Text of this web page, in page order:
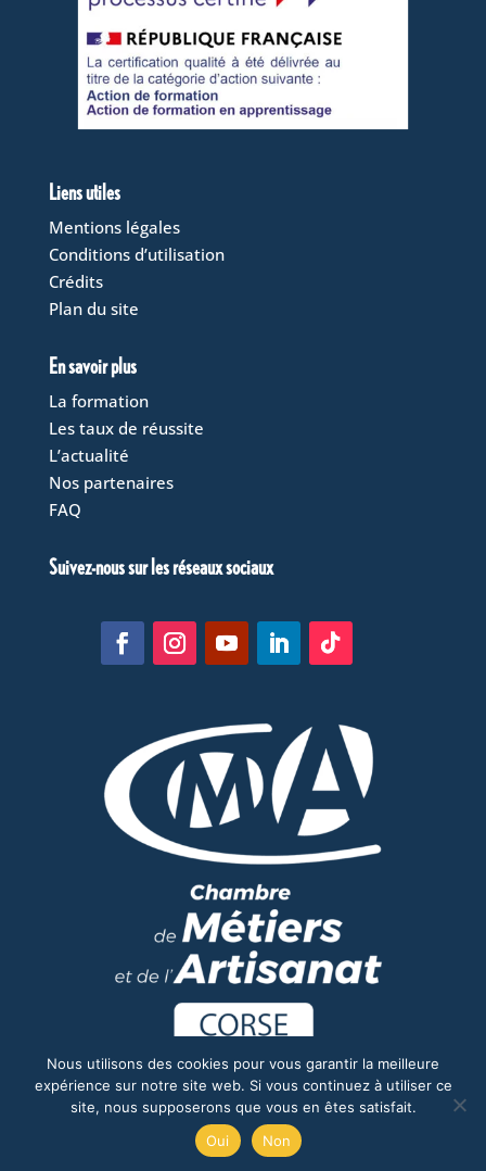
Liens utiles
Mentions légales
Conditions d’utilisation
Crédits
Plan du site
En savoir plus
La formation
Les taux de réussite
L’actualité
Nos partenaires
FAQ
Suivez-nous sur les réseaux sociaux
Nous utilisons des cookies pour vous garantir la meilleure
expérience sur notre site web. Si vous continuez à utiliser ce
site, nous supposerons que vous en êtes satisfait.
Oui
Non